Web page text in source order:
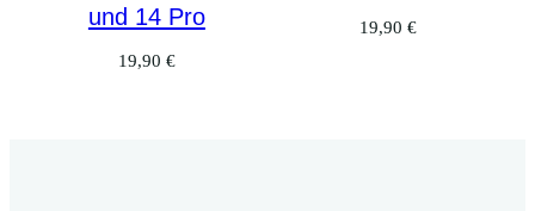
und 14 Pro
19,90 €
19,90€